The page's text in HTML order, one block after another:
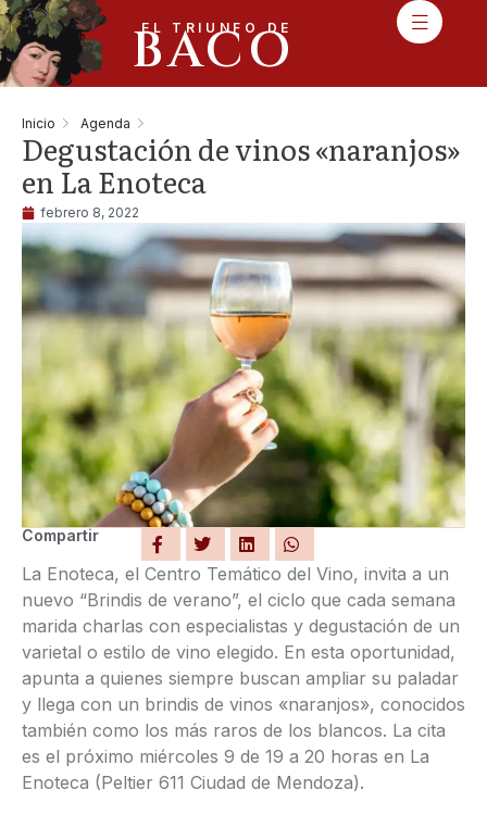
EL TRIUNFO DE
BACO
Inicio Agenda
Degustación de vinos «naranjos»
en La Enoteca
febrero 8, 2022
Compartir
La Enoteca, el Centro Temático del Vino, invita a un
nuevo “Brindis de verano”, el ciclo que cada semana
marida charlas con especialistas y degustación de un
varietal o estilo de vino elegido. En esta oportunidad,
apunta a quienes siempre buscan ampliar su paladar
y llega con un brindis de vinos «naranjos», conocidos
también como los más raros de los blancos. La cita
es el próximo miércoles 9 de 19 a 20 horas en La
Enoteca (Peltier 611 Ciudad de Mendoza).